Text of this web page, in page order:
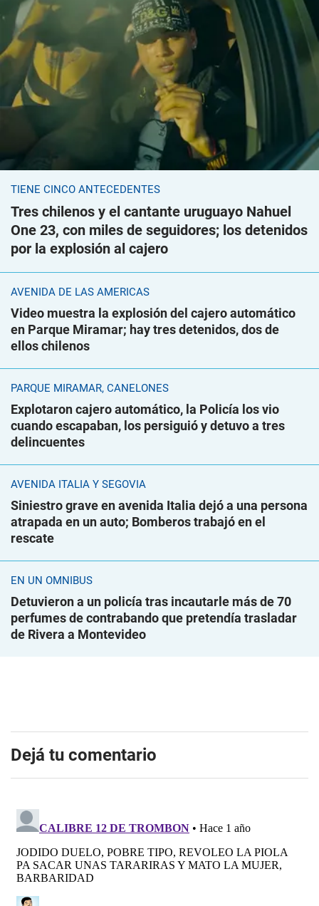
TIENE CINCO ANTECEDENTES
Tres chilenos y el cantante uruguayo Nahuel
One 23, con miles de seguidores; los detenidos
por la explosión al cajero
AVENIDA DE LAS AMÉRICAS
Video muestra la explosión del cajero automático
en Parque Miramar; hay tres detenidos, dos de
ellos chilenos
PARQUE MIRAMAR, CANELONES
Explotaron cajero automático, la Policía los vio
cuando escapaban, los persiguió y detuvo a tres
delincuentes
AVENIDA ITALIA Y SEGOVIA
Siniestro grave en avenida Italia dejó a una persona
atrapada en un auto; Bomberos trabajó en el
rescate
EN UN ÓMNIBUS
Detuvieron a un policía tras incautarle más de 70
perfumes de contrabando que pretendía trasladar
de Rivera a Montevideo
Dejá tu comentario